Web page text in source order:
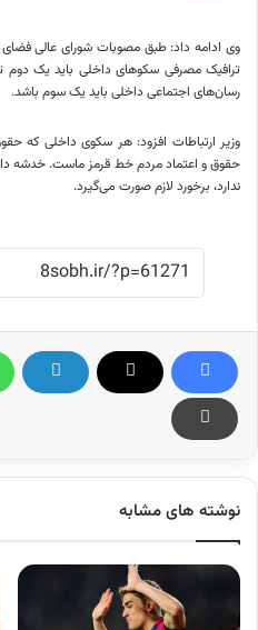
وی ادامه داد: طبق مصوبات شورای عالی
ترافیک مصرفی سکوهای داخلی باید یک دوم
رسان‌های اجتماعی داخلی باید یک سوم باشد.
وزیر ارتباطات افزود: هر سکوی داخلی که
حقوق و اعتماد مردم خط قرمز ماست. خدشه
ندارد، برخورد لازم صورت می‌گیرد.
نوشته های مشابه